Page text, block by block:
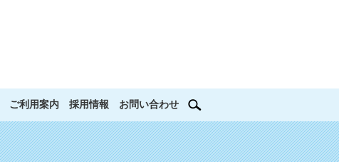
ご利用案内 採用情報 お問い合わせ